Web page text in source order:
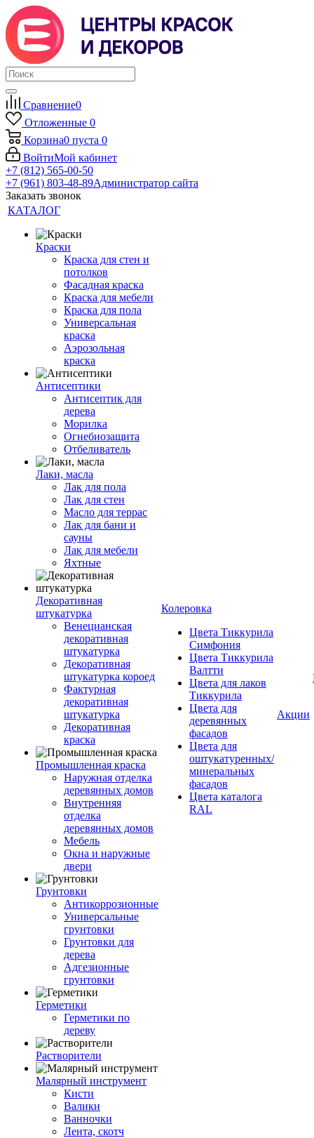
Сравнение0
Отложенные 0
Корзина0 пуста 0
ВойтиМой кабинет
+7 (812) 565-00-50
+7 (961) 803-48-89Администратор сайта
Заказать звонок
КАТАЛОГ
Краски
Краска для стен и
потолков
Фасадная краска
Краска для мебели
Краска для пола
Универсальная
краска
Аэрозольная
краска
Антисептики
Антисептик для
дерева
Морилка
Огнебиозащита
Отбеливатель
Лаки, масла
Лак для пола
Лак для стен
Масло для террас
Лак для бани и
сауны
Лак для мебели
Яхтные
Декоративная
штукатурка
Венецианская
декоративная
штукатурка
Декоративная
штукатурка короед
Фактурная
декоративная
штукатурка
Декоративная
краска
Промышленная краска
Наружная отделка
деревянных домов
Внутренняя
отделка
деревянных домов
Мебель
Окна и наружные
двери
Грунтовки
Антикоррозионные
Универсальные
грунтовки
Грунтовки для
дерева
Адгезионные
грунтовки
Герметики
Герметики по
дереву
Растворители
Малярный инструмент
Кисти
Валики
Ванночки
Лента, скотч
Колеровка
Цвета Тиккурила
Симфония
Цвета Тиккурила
Валтти
Цвета для лаков
Тиккурила
Цвета для
деревянных
фасадов
Цвета для
оштукатуренных/
минеральных
фасадов
Цвета каталога
RAL
Акции